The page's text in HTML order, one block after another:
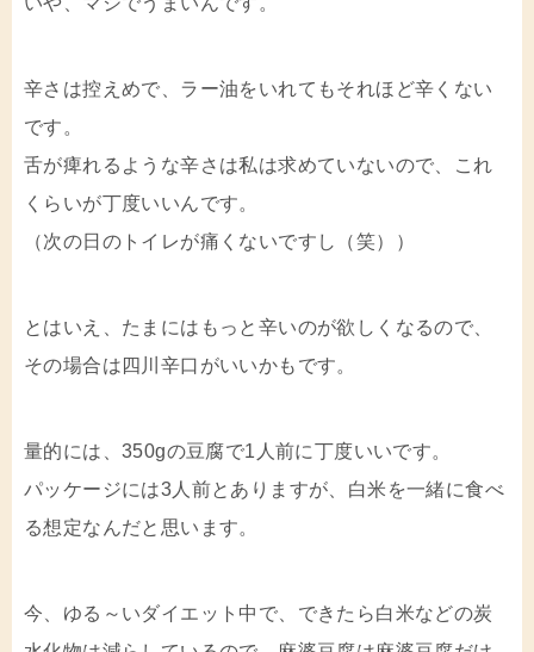
辛さは控えめで、ラー油をいれてもそれほど辛くない
です。
舌が痺れるような辛さは私は求めていないので、これ
くらいが丁度いいんです。
（次の日のトイレが痛くないですし（笑））
とはいえ、たまにはもっと辛いのが欲しくなるので、
その場合は四川辛口がいいかもです。
量的には、350gの豆腐で1人前に丁度いいです。
パッケージには3人前とありますが、白米を一緒に食べ
る想定なんだと思います。
今、ゆる～いダイエット中で、できたら白米などの炭